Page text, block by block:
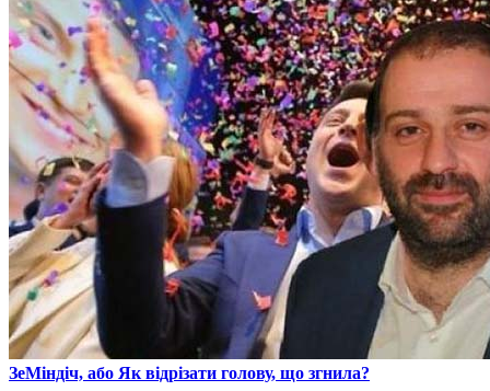
​ЗеМіндіч, або Як відрізати голову, що згнила?